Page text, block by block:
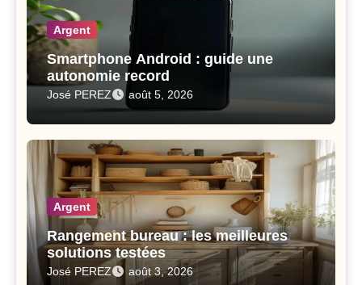
Argent
Smartphone Android : guide une
autonomie record
José PEREZ août 5, 2026
Argent
Rangement bureau : les meilleures
solutions testées
José PEREZ août 3, 2026